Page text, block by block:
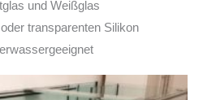
und Weißglas
transparenten Silikon